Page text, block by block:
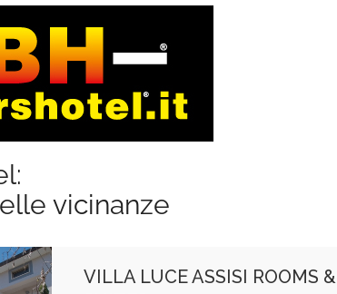
vicinanze
VILLA LUCE ASSISI ROOMS &